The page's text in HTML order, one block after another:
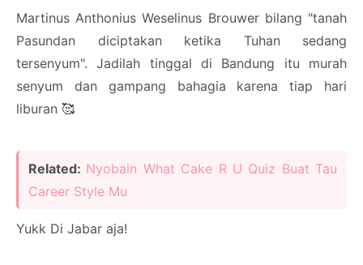
Martinus Anthonius Weselinus Brouwer bilang "tanah
Pasundan diciptakan ketika Tuhan sedang
tersenyum". Jadilah tinggal di Bandung itu murah
senyum dan gampang bahagia karena tiap hari
liburan 🥰
Related: Nyobain What Cake R U Quiz Buat Tau
Career Style Mu
Yukk Di Jabar aja!